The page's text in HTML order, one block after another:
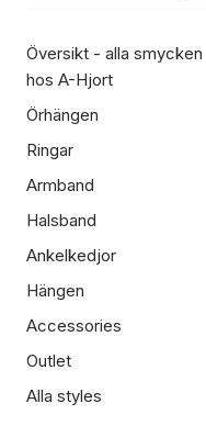
Översikt - alla smycken
hos A-Hjort
Örhängen
Ringar
Armband
Halsband
Ankelkedjor
Hängen
Accessories
Outlet
Alla styles